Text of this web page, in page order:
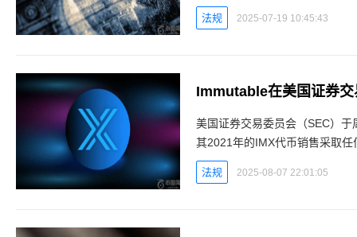
有望解放美国财政部长斯科特·
法规 2025-07-19 10:45:43
Immutable在美国证券
美国证券交易委员会（SEC）
其2021年的IMX代币销售采取
拜登政府下的执法政策背景下
法规 2025-08-07 22:01:05